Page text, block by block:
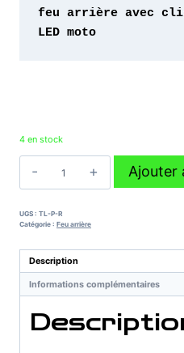
feu arrière avec
LED moto
4 en stock
arrière
avec
intégrés
LED
moto
Ajouter
UGS : TL-P-R
Catégorie : Feu arrière
Description
Informations complémentaires